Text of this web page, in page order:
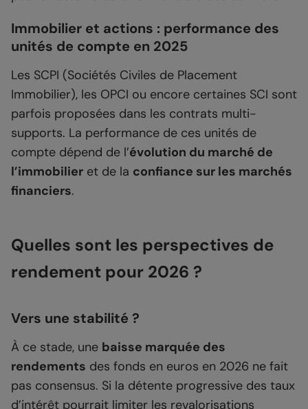
Immobilier et actions : performance des
unités de compte en 2025
Les SCPI (Sociétés Civiles de Placement
Immobilier), les OPCI ou encore certaines SCI sont
parfois proposées dans les contrats multi-
supports. La performance de ces unités de
compte dépend de l’évolution du marché de
l’immobilier et de la confiance sur les marchés
financiers.
Quelles sont les perspectives de
rendement pour 2026 ?
Vers une stabilité ?
À ce stade, une baisse marquée des
rendements des fonds en euros en 2026 ne fait
pas consensus. Si la détente progressive des taux
d’intérêt pourrait limiter les revalorisations